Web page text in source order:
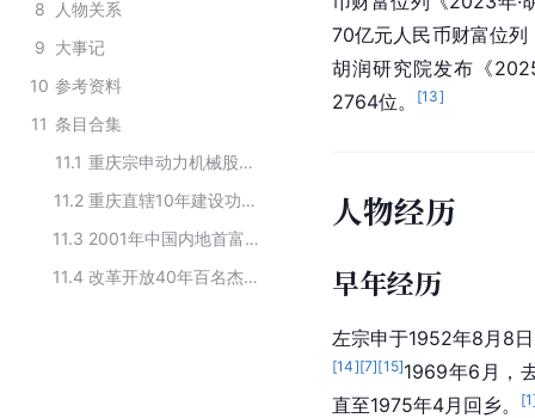
8
人物关系
9 大事记
10 参考资料
11 条目合集
11.1
重庆宗申动力机械股份有限公司第八届董事会成员
11.2
重庆直辖10年建设功臣名单
11.3
2001年中国内地首富排行榜
11.4
改革开放40年百名杰出民营企业家名单
70亿元人民币财富位
胡润研究院发布《
2764位。
[13]
人物经历
早年经历
左宗申于1952年8月8
[14][7][15]1969年6月，
直至1975年4月回乡。
[1